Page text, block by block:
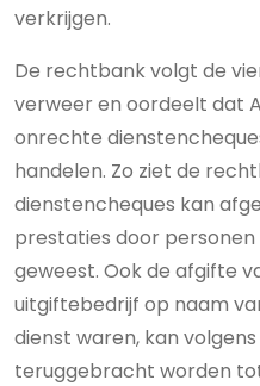
verkrijgen.
De rechtbank volgt de
verweer en oordeelt dat
onrechte
handelen. Zo ziet de
dienstencheques kan
prestaties door personen
geweest. Ook de afgifte
uitgiftebedrijf op naam
dienst waren, kan
teruggebracht worden